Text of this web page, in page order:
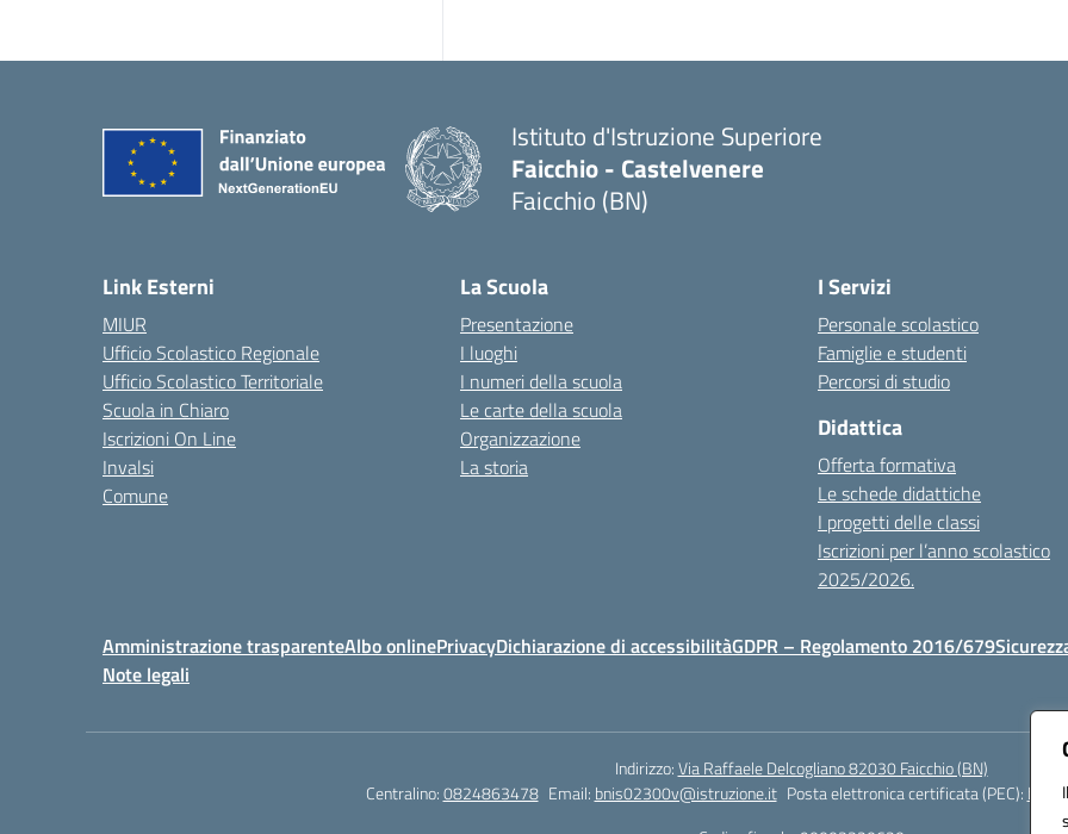
Istituto d'Istruzione Superiore
Faicchio - Castelvenere
Faicchio (BN)
Link Esterni
MIUR
Ufficio Scolastico Regionale
Ufficio Scolastico Territoriale
Scuola in Chiaro
Iscrizioni On Line
Invalsi
Comune
La Scuola
Presentazione
I luoghi
I numeri della scuola
Le carte della scuola
Organizzazione
La storia
I Servizi
Personale scolastico
Famiglie e studenti
Percorsi di studio
Didattica
Offerta formativa
Le schede didattiche
I progetti delle classi
Iscrizioni per l’anno scolastico
2025/2026.
Amministrazione trasparenteAlbo onlinePrivacyDichiarazione di accessibilitàGDPR – Regolamento 2016/679
Note legali
Indirizzo:Via Raffaele Delcogliano 82030 Faicchio (BN)
Centralino:0824863478 Email: bnis02300v@istruzione.it Posta elettronica certificata (PEC):